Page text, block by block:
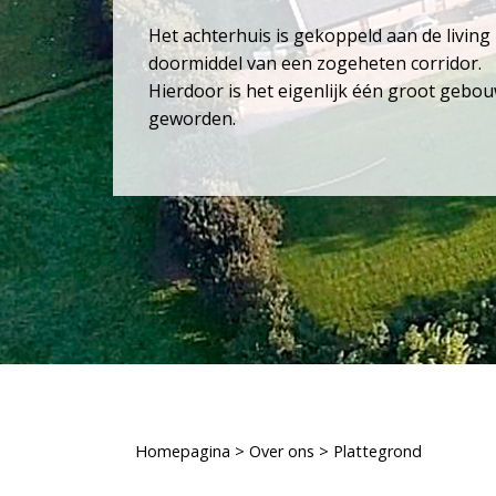
Het achterhuis is gekoppeld aan de living
doormiddel van een zogeheten corridor.
Hierdoor is het eigenlijk één groot
geworden.
Homepagina > Over ons > Plattegrond